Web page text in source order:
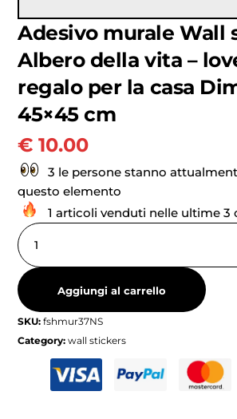
Adesivo murale Wall
Albero della vita –
regalo per la casa
45×45 cm
€ 10.00
3 le persone stanno
questo elemento
1 articoli venduti nelle ultime 3
Aggiungi al carrello
SKU:fshmur37NS
Category:wall stickers